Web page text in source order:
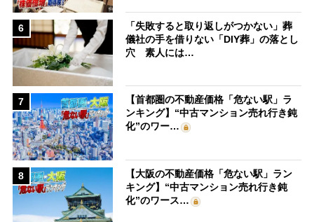
6
「失敗すると取り返しがつかない」葬
儀社の手を借りない「DIY葬」の落とし
穴 素人には…
7
【首都圏の不動産価格「危ない駅」ラ
ンキング】“中古マンション売れ行き鈍
化”のワー…
8
【大阪の不動産価格「危ない駅」ラン
キング】“中古マンション売れ行き鈍
化”のワース…